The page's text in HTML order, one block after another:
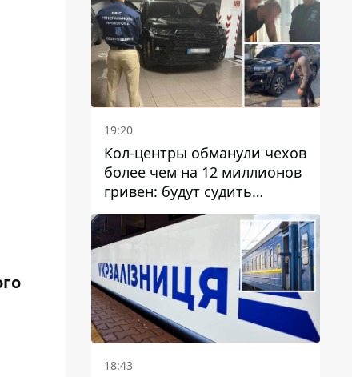
19:20
Кол-центры обманули чехов
более чем на 12 миллионов
гривен: будут судить
днепрянина,
организовавшего
транснациональную
преступную организацию
18:43